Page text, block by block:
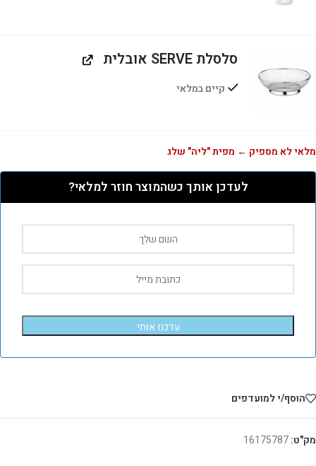
סלסלת SERVE אובלית
קיים במלאי
מלאי לא מספיק ← מפית "ליה" שלג
לעדכן אותך כשהמוצר חוזר למלאי?
עדכנו אותי
הוסף/י למועדפים
מק"ט:16175787